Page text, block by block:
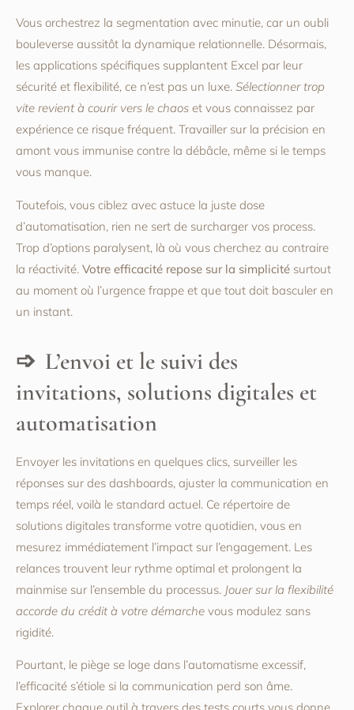
Vous orchestrez la segmentation avec minutie, car un oubli
bouleverse aussitôt la dynamique relationnelle. Désormais,
les applications spécifiques supplantent Excel par leur
sécurité et flexibilité, ce n’est pas un luxe. Sélectionner trop
vite revient à courir vers le chaos et vous connaissez par
expérience ce risque fréquent. Travailler sur la précision en
amont vous immunise contre la débâcle, même si le temps
vous manque.
Toutefois, vous ciblez avec astuce la juste dose
d’automatisation, rien ne sert de surcharger vos process.
Trop d’options paralysent, là où vous cherchez au contraire
la réactivité. Votre efficacité repose sur la simplicité surtout
au moment où l’urgence frappe et que tout doit basculer en
un instant.
L’envoi et le suivi des
invitations, solutions digitales et
automatisation
Envoyer les invitations en quelques clics, surveiller les
réponses sur des dashboards, ajuster la communication en
temps réel, voilà le standard actuel. Ce répertoire de
solutions digitales transforme votre quotidien, vous en
mesurez immédiatement l’impact sur l’engagement. Les
relances trouvent leur rythme optimal et prolongent la
mainmise sur l’ensemble du processus. Jouer sur la flexibilité
accorde du crédit à votre démarche vous modulez sans
rigidité.
Pourtant, le piège se loge dans l’automatisme excessif,
l’efficacité s’étiole si la communication perd son âme.